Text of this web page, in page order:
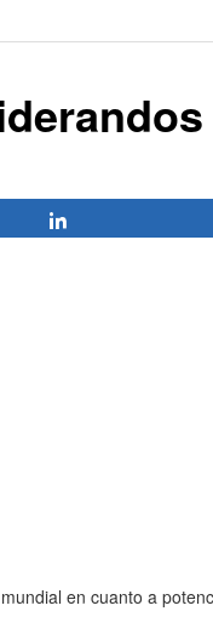
en cuanto a